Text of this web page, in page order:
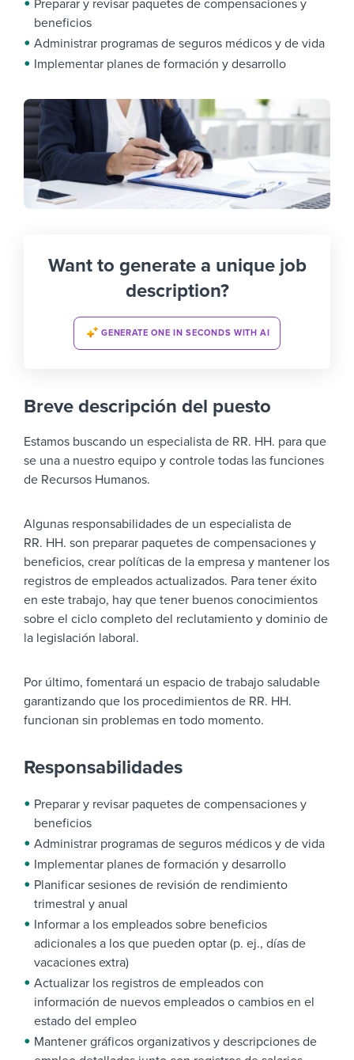
Preparar y revisar paquetes de compensaciones y
beneficios
Administrar programas de seguros médicos y de vida
Implementar planes de formación y desarrollo
Want to generate a unique job
description?
GENERATE ONE IN SECONDS WITH AI
Breve descripción del puesto
Estamos buscando un especialista de RR. HH. para que
se una a nuestro equipo y controle todas las funciones
de Recursos Humanos.
Algunas responsabilidades de un especialista de
RR. HH. son preparar paquetes de compensaciones y
beneficios, crear políticas de la empresa y mantener los
registros de empleados actualizados. Para tener éxito
en este trabajo, hay que tener buenos conocimientos
sobre el ciclo completo del reclutamiento y dominio de
la legislación laboral.
Por último, fomentará un espacio de trabajo saludable
garantizando que los procedimientos de RR. HH.
funcionan sin problemas en todo momento.
Responsabilidades
Preparar y revisar paquetes de compensaciones y
beneficios
Administrar programas de seguros médicos y de vida
Implementar planes de formación y desarrollo
Planificar sesiones de revisión de rendimiento
trimestral y anual
Informar a los empleados sobre beneficios
adicionales a los que pueden optar (p. ej., días de
vacaciones extra)
Actualizar los registros de empleados con
información de nuevos empleados o cambios en el
estado del empleo
Mantener gráficos organizativos y descripciones de